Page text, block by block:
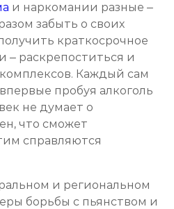
и наркомании разные –
забыть о своих
краткосрочное
– раскрепоститься и
Каждый сам
пробуя алкоголь
не думает о
что сможет
справляются
и региональном
борьбы с пьянством и